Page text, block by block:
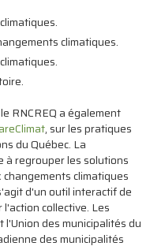
climatiques.
RNCREQ a également
, sur les pratiques
du Québec. La
à regrouper les solutions
climatiques
d'un outil interactif de
collective. Les
des municipalités du
des municipalités